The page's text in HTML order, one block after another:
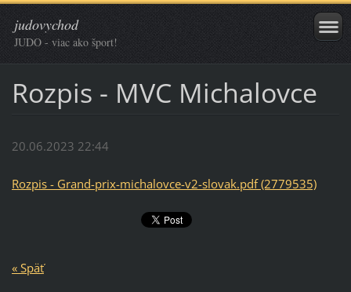
judovychod
JUDO - viac ako šport!
Rozpis - MVC Michalovce
20.06.2023 22:44
Rozpis - Grand-prix-michalovce-v2-slovak.pdf (2779535)
« Späť